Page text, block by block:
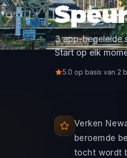
3 app-begeleide
Start op elk
5.0 op basis van 2
Verken
beroemde
tocht wordt